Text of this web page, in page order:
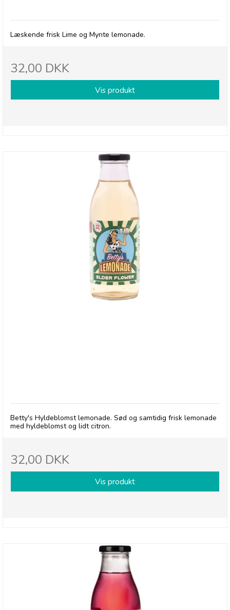
Læskende frisk Lime og Mynte lemonade.
32,00 DKK
Vis produkt
Betty's Hyldeblomst lemonade. Sød og samtidig frisk lemonade
med hyldeblomst og lidt citron.
32,00 DKK
Vis produkt